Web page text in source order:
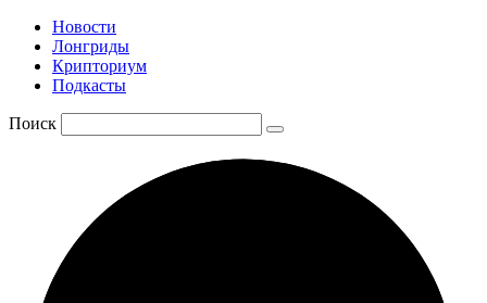
Новости
Лонгриды
Крипториум
Подкасты
Поиск